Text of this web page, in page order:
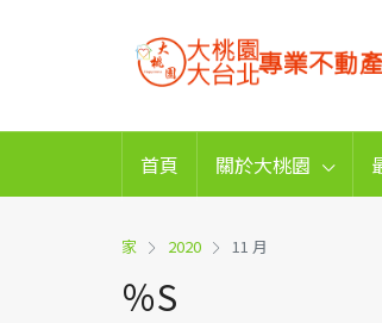
首頁 關於大桃園
家 2020 11 月
％S